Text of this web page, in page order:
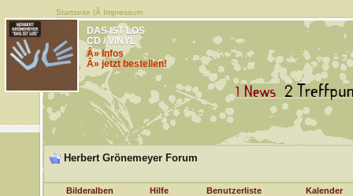
Startseite |Â Impressum
DAS IST LOS
CD / VINYL
Â» Infos
Â» jetzt bestellen!
Herbert Grönemeyer Forum
Bilderalben Hilfe Benutzerliste Kalender